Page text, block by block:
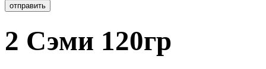
отправить
2 Сэми 120гр